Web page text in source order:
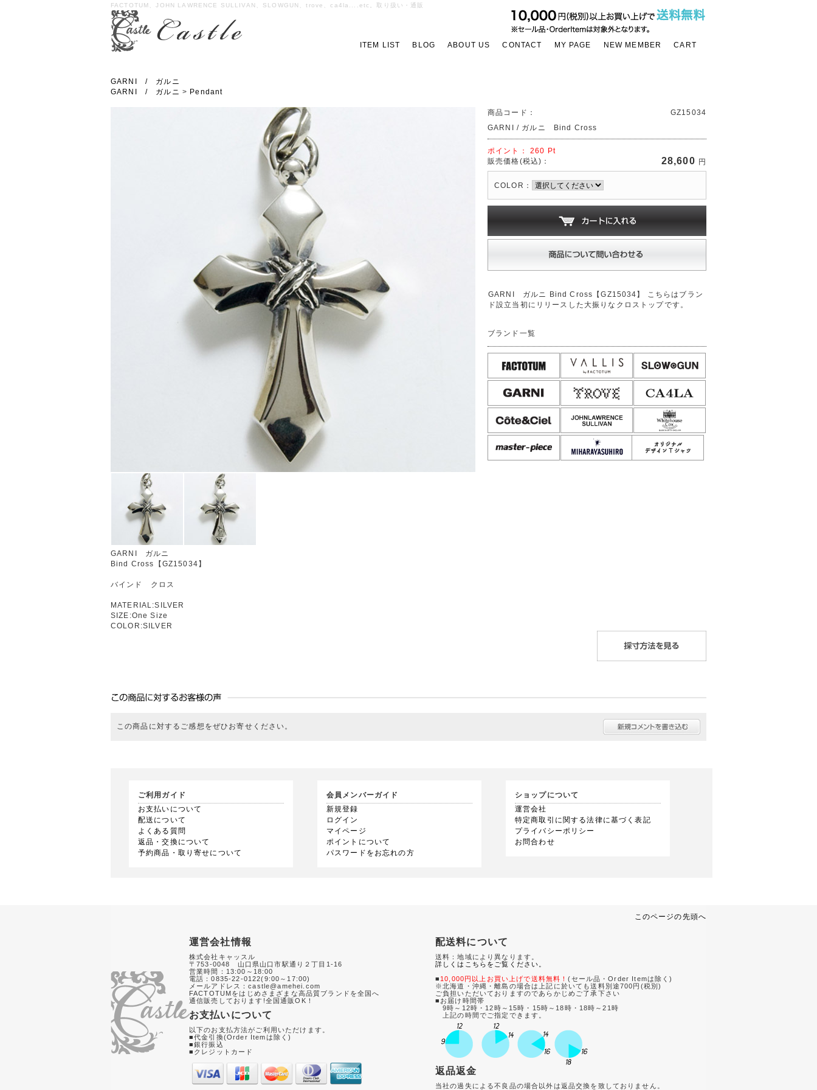
FACTOTUM、JOHN LAWRENCE SULLIVAN、SLOWGUN、trove、ca4la....etc。取り扱い・通販
ITEM LIST BLOG ABOUT US CONTACT MY PAGE NEW MEMBER CART
GARNI / ガルニ
GARNI / ガルニ > Pendant
商品コード：
GZ15034
GARNI / ガルニ Bind Cross
ポイント： 260 Pt
販売価格(税込)：
28,600 円
COLOR：
GARNI ガルニ Bind Cross【GZ15034】 こちらはブラン
ド設立当初にリリースした大振りなクロストップです。
ブランド一覧
GARNI ガルニ
Bind Cross【GZ15034】
バインド クロス
MATERIAL:SILVER
SIZE:One Size
COLOR:SILVER
この商品に対するご感想をぜひお寄せください。
ご利用ガイド
お支払いについて
配送について
よくある質問
返品・交換について
予約商品・取り寄せについて
会員メンバーガイド
新規登録
ログイン
マイページ
ポイントについて
パスワードをお忘れの方
ショップについて
運営会社
特定商取引に関する法律に基づく表記
プライバシーポリシー
お問合わせ
このページの先頭へ
運営会社情報
株式会社キャッスル
〒753-0048 山口県山口市駅通り２丁目1-16
営業時間：13:00～18:00
電話：0835-22-0122(9:00～17:00)
メールアドレス：castle@amehei.com
FACTOTUMをはじめさまざまな高品質ブランドを全国へ
通信販売しております!全国通販OK！
お支払いについて
以下のお支払方法がご利用いただけます。
■代金引換(Order Itemは除く)
■銀行振込
■クレジットカード
配送料について
送料：地域により異なります。
詳しくはこちらをご覧ください。
■ 10,000円以上お買い上げで送料無料！(セール品・Order Itemは除く)
※北海道・沖縄・離島の場合は上記に於いても送料別途700円(税別)
ご負担いただいておりますのであらかじめご了承下さい
■お届け時間帯
9時～12時・12時～15時・15時～18時・18時～21時
上記の時間でご指定できます。
返品返金
当社の過失による不良品の場合以外は返品交換を致しておりません。